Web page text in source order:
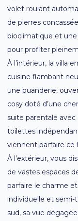
volet roulant
de pierres
bioclimatique et une
pour profiter
À l’intérieur, la villa
cuisine flambant
une buanderie,
cosy doté d’une
suite parentale
toilettes
viennent parfaire ce
À l’extérieur, vous
de vastes espaces
parfaire le charme
individuelle et semi-
sud, sa vue